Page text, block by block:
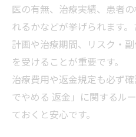
医の有無、治療実績、患者
れるかなどが挙げられます
計画や治療期間、リスク・
を受けることが重要です。
治療費用や返金規定も必ず
でやめる 返金」に関するル
ておくと安心です。